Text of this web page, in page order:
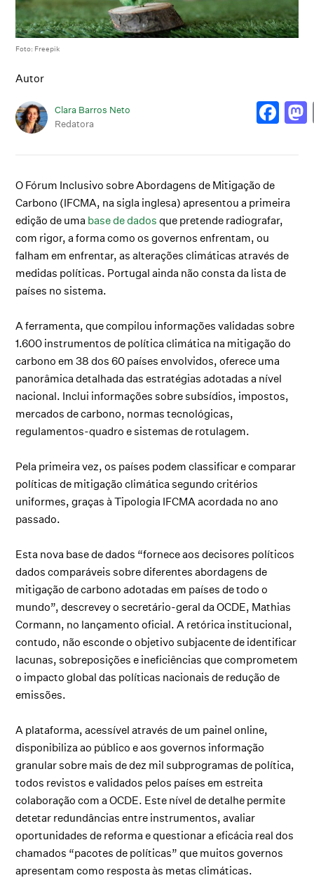
Foto: Freepik
Autor
Clara Barros Neto
Redatora
O Fórum Inclusivo sobre Abordagens de Mitigação de
Carbono (IFCMA, na sigla inglesa) apresentou a primeira
edição de uma base de dados que pretende radiografar,
com rigor, a forma como os governos enfrentam, ou
falham em enfrentar, as alterações climáticas através de
medidas políticas. Portugal ainda não consta da lista de
países no sistema.
A ferramenta, que compilou informações validadas sobre
1.600 instrumentos de política climática na mitigação do
carbono em 38 dos 60 países envolvidos, oferece uma
panorâmica detalhada das estratégias adotadas a nível
nacional. Inclui informações sobre subsídios, impostos,
mercados de carbono, normas tecnológicas,
regulamentos-quadro e sistemas de rotulagem.
Pela primeira vez, os países podem classificar e comparar
políticas de mitigação climática segundo critérios
uniformes, graças à Tipologia IFCMA acordada no ano
passado.
Esta nova base de dados “fornece aos decisores políticos
dados comparáveis sobre diferentes abordagens de
mitigação de carbono adotadas em países de todo o
mundo”, descrevey o secretário-geral da OCDE, Mathias
Cormann, no lançamento oficial. A retórica institucional,
contudo, não esconde o objetivo subjacente de identificar
lacunas, sobreposições e ineficiências que comprometem
o impacto global das políticas nacionais de redução de
emissões.
A plataforma, acessível através de um painel online,
disponibiliza ao público e aos governos informação
granular sobre mais de dez mil subprogramas de política,
todos revistos e validados pelos países em estreita
colaboração com a OCDE. Este nível de detalhe permite
detetar redundâncias entre instrumentos, avaliar
oportunidades de reforma e questionar a eficácia real dos
chamados “pacotes de políticas” que muitos governos
apresentam como resposta às metas climáticas.